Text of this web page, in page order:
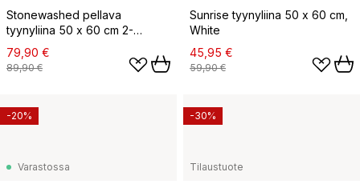
Stonewashed pellava
tyynyliina 50 x 60 cm 2-
pakkaus, Grey-white
79,90 €
89,90 €
Sunrise tyynyliina 50 x 60 cm,
White
45,95 €
59,90 €
Varastossa
-20%
Tilaustuote
-30%